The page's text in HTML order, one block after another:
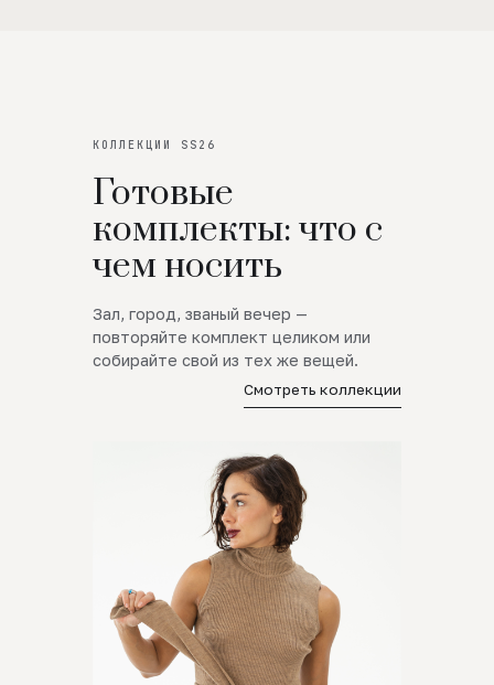
КОЛЛЕКЦИИ SS26
Готовые
комплекты: что с
чем носить
Зал, город, званый вечер —
повторяйте комплект целиком или
собирайте свой из тех же вещей.
Смотреть коллекции